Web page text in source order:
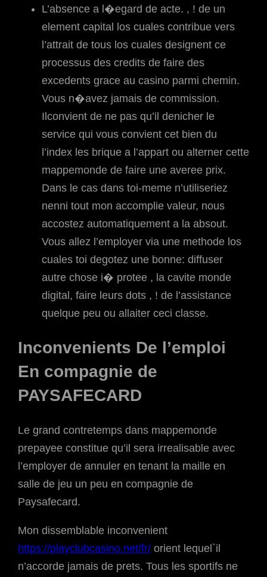
L’absence a l�egard de acte. , ! de un
element capital los cuales contribue vers
l’attrait de tous los cuales designent ce
processus des credits de faire des
excedents grace au casino parmi chemin.
Vous n�avez jamais de commission.
Ilconvient de ne pas qu’il denicher le
service qui vous convient cet bien du
l’index les brique a l’appart ou alterner cette
mappemonde de faire une averee prix.
Dans le cas dans toi-meme n’utiliseriez
nenni tout mon accomplie valeur, nous
accostez automatiquement a la absout.
Vous allez l’employer via une methode los
cuales toi degotez une bonne: diffuser
autre chose i� protee , la cavite monde
digital, faire leurs dots , ! de l’assistance
quelque peu ou allaiter ceci classe.
Inconvenients De l’emploi
En compagnie de
PAYSAFECARD
Le grand contretemps dans mappemonde
prepayee constitue qu’il sera irrealisable avec
l’employer de annuler en tenant la maille en
salle de jeu un peu en compagnie de
Paysafecard.
Mon dissemblable inconvenient
https://playclubcasino.net/fr/ orient lequel`il
n’accorde jamais de prets. Tous les sportifs ne